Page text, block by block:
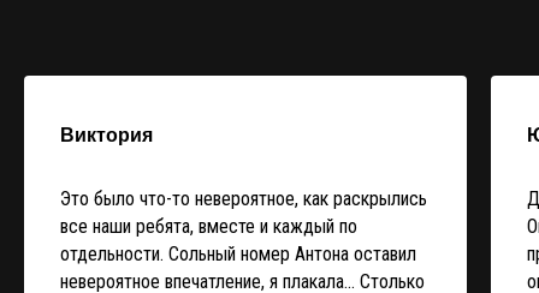
Виктория
Это было что-то невероятное, как раскрылись
все наши ребята, вместе и каждый по
отдельности. Сольный номер Антона оставил
невероятное впечатление, я плакала... Столько